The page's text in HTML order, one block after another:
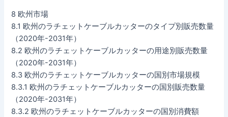
8 欧州市場
8.1 欧州のラチェットケーブルカッターのタイプ別販売数量
（2020年-2031年）
8.2 欧州のラチェットケーブルカッターの用途別販売数量
（2020年-2031年）
8.3 欧州のラチェットケーブルカッターの国別市場規模
8.3.1 欧州のラチェットケーブルカッターの国別販売数量
（2020年-2031年）
8.3.2 欧州のラチェットケーブルカッターの国別消費額